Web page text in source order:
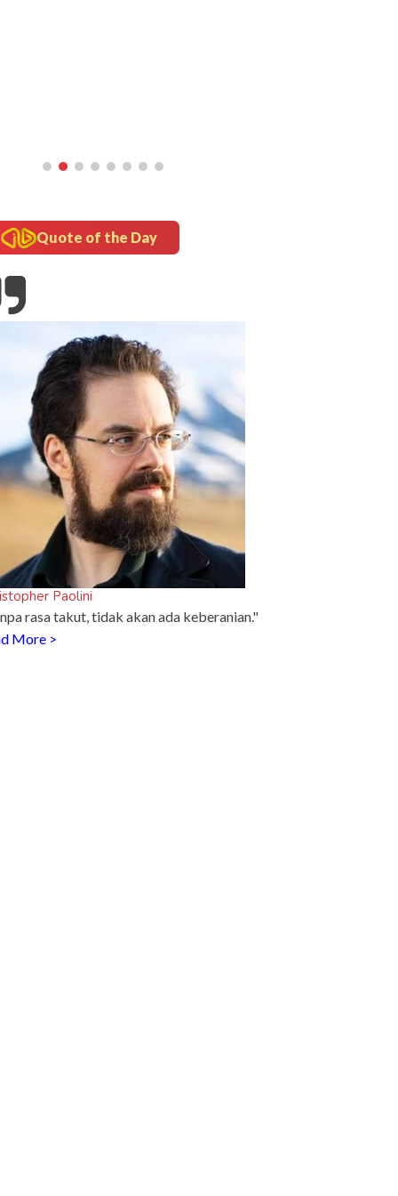
Quote of the Day
Paolini
rasa takut, tidak akan ada keberanian."
More >